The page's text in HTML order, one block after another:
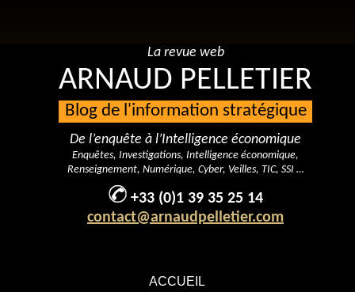
ACCUEIL
La revue web
ARNAUD PELLETIER
Blog de l'information stratégique
De l’enquête à l’Intelligence économique
Enquêtes, Investigations, Intelligence économique,
Renseignement, Numérique, Cyber, Veilles, TIC, SSI …
+33 (0)1 39 35 25 14
contact@arnaudpelletier.com